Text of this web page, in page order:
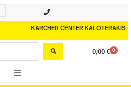
KÄRCHER CENTER KALOTERAKIS
0,00 € 0
Cart